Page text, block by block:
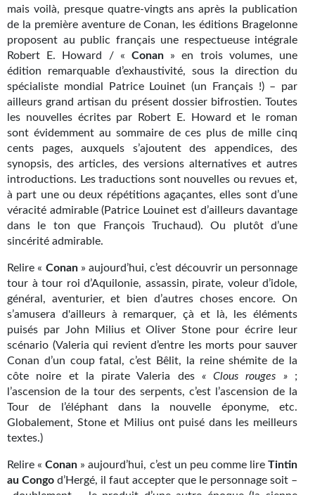
Récompenses
Newsletter
Le Bélial' sur Youtube
LE BLOG BIFROST
Tous les articles
La Bibliothèque orbitale
Journal d'un homme des bois
FORUMS
Nous contacter
F.A.Q.
Soumettre un manuscrit
Support technique
mais voilà, presque quatre-vingts ans après la publication
de la première aventure de Conan, les éditions Bragelonne
proposent au public français une respectueuse intégrale
Robert E. Howard / « Conan » en trois volumes, une
édition remarquable d’exhaustivité, sous la direction du
spécialiste mondial Patrice Louinet (un Français !) – par
ailleurs grand artisan du présent dossier bifrostien. Toutes
les nouvelles écrites par Robert E. Howard et le roman
sont évidemment au sommaire de ces plus de mille cinq
cents pages, auxquels s’ajoutent des appendices, des
synopsis, des articles, des versions alternatives et autres
introductions. Les traductions sont nouvelles ou revues et,
à part une ou deux répétitions agaçantes, elles sont d’une
véracité admirable (Patrice Louinet est d’ailleurs davantage
dans le ton que François Truchaud). Ou plutôt d’une
sincérité admirable.
Relire « Conan» aujourd’hui, c’est découvrir un personnage
tour à tour roi d’Aquilonie, assassin, pirate, voleur d’idole,
général, aventurier, et bien d’autres choses encore. On
s’amusera d'ailleurs à remarquer, çà et là, les éléments
puisés par John Milius et Oliver Stone pour écrire leur
scénario (Valeria qui revient d’entre les morts pour sauver
Conan d’un coup fatal, c’est Bêlit, la reine shémite de la
côte noire et la pirate Valeria des « Clous rouges »;
l’ascension de la tour des serpents, c’est l’ascension de la
Tour de l’éléphant dans la nouvelle éponyme, etc.
Globalement, Stone et Milius ont puisé dans les meilleurs
textes.)
Relire «Conan » aujourd’hui, c’est un peu comme lireTintin
au Congo d’Hergé, il faut accepter que le personnage soit –